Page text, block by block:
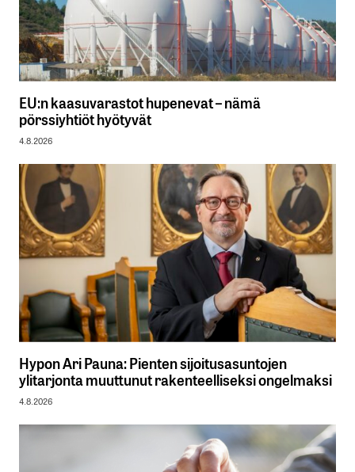
EU:n kaasuvarastot hupenevat – nämä
pörssiyhtiöt hyötyvät
4.8.2026
Hypon Ari Pauna: Pienten sijoitusasuntojen
ylitarjonta muuttunut rakenteelliseksi ongelmaksi
4.8.2026